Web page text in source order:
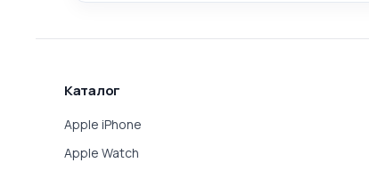
Каталог
Apple iPhone
Apple Watch